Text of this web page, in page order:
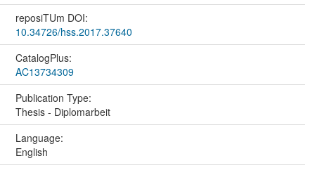
reposiTUm DOI:
10.34726/hss.2017.37640
CatalogPlus:
AC13734309
Publication Type:
Thesis - Diplomarbeit
Language:
English